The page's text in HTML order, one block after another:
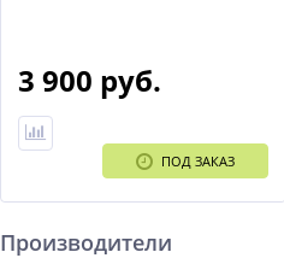
3 900 руб.
ПОД ЗАКАЗ
Производители